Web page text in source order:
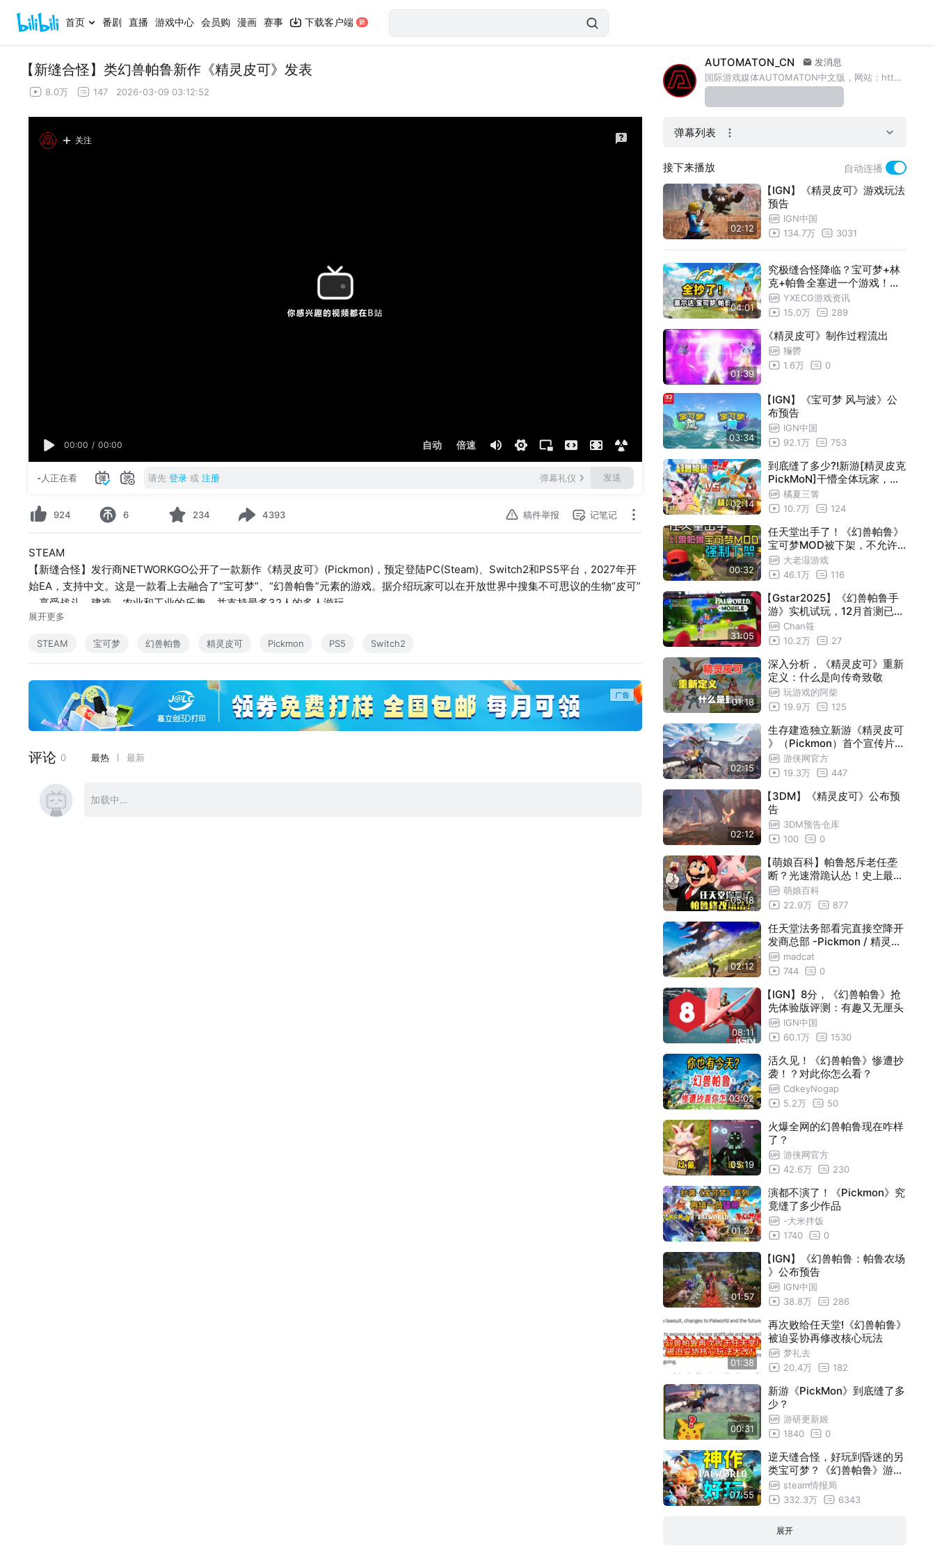
首页 番剧 直播 游戏中心 会员购 漫画 赛事 下载客户端
【新缝合怪】类幻兽帕鲁新作《精灵皮可》发表
8.0万 147 2026-03-09 03:12:52
关注
00:00 / 00:00 自动 倍速
-人正在看 请先 登录 或 注册 弹幕礼仪 发送
924 6 234 4393 稿件举报 记笔记
STEAM
【新缝合怪】发行商NETWORKGO公开了一款新作《精灵皮可》(Pickmon)，预定登陆PC(Steam)、Switch2和PS5平台，2027年开
始EA，支持中文。这是一款看上去融合了“宝可梦”、“幻兽帕鲁”元素的游戏。据介绍玩家可以在开放世界中搜集不可思议的生物“皮可”
，享受战斗、建造、农业和工业的乐趣，并支持最多32人的多人游玩。
展开更多
STEAM 宝可梦 幻兽帕鲁 精灵皮可 Pickmon PS5 Switch2
AUTOMATON_CN
发消息
国际游戏媒体AUTOMATON中文版，网站：https://automaton-china.com/
弹幕列表
接下来播放 自动连播
02:12
【IGN】《精灵皮可》游戏玩法
预告
IGN中国
134.7万
3031
04:01
究极缝合怪降临？宝可梦+林
克+帕鲁全塞进一个游戏！任
天堂看了也要报警？#游戏情
报#
YXECG游戏资讯
15.0万
289
01:39
《精灵皮可》制作过程流出
䶱欎
1.6万
0
03:34
【IGN】《宝可梦 风与波》公
布预告
IGN中国
92.1万
753
02:14
到底缝了多少?!新游[精灵皮克
PickMoN]干懵全体玩家，让
任天堂和帕鲁们都沉默了......
橘夏三箐
10.7万
124
00:32
任天堂出手了！《幻兽帕鲁》
宝可梦MOD被下架，不允许
再制作大老湿游戏
46.1万
116
31:05
【Gstar2025】《幻兽帕鲁手
游》实机试玩，12月首测已开
放测试申请
Chan筱
10.2万
27
01:18
深入分析，《精灵皮可》重新
定义：什么是向传奇致敬
玩游戏的阿柴
19.9万
125
02:15
生存建造独立新游《精灵皮可
》（Pickmon）首个宣传片公
开 游侠网官方
19.3万
447
02:12
【3DM】《精灵皮可》公布预
告
3DM预告仓库
100
0
05:18
【萌娘百科】帕鲁怒斥老任垄
断？光速滑跪认怂！史上最乐
回旋镖，嘴比膝盖都硬！
萌娘百科
22.9万
877
02:12
任天堂法务部看完直接空降开
发商总部 -Pickmon / 精灵皮
可 madcat
744
0
08:11
【IGN】8分，《幻兽帕鲁》抢
先体验版评测：有趣又无厘头
IGN中国
60.1万
1530
03:02
活久见！《幻兽帕鲁》惨遭抄
袭！？对此你怎么看？
CdkeyNogap
5.2万
50
05:19
火爆全网的幻兽帕鲁现在咋样
了？
游侠网官方
42.6万
230
01:27
演都不演了！《Pickmon》究
竟缝了多少作品
-大米拌饭
1740
0
01:57
【IGN】《幻兽帕鲁：帕鲁农场
》公布预告
IGN中国
38.8万
286
01:38
再次败给任天堂!《幻兽帕鲁》
被迫妥协再修改核心玩法
梦礼去
20.4万
182
00:31
新游《PickMon》到底缝了多
少？
游研更新姬
1840
0
07:55
逆天缝合怪，好玩到昏迷的另
类宝可梦？《幻兽帕鲁》游戏
评测steam情报局
332.3万
6343
展开